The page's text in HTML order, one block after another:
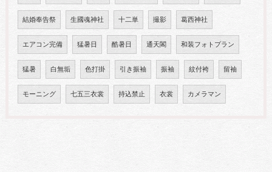
結婚奉告祭 生國魂神社 十二単 撮影 葛西神社
エアコン完備 猛暑日 酷暑日 通天閣 和装フォトプラン
猛暑 白無垢 色打掛 引き振袖 振袖 紋付袴 留袖
モーニング 七五三衣裳 持込禁止 衣裳 カメラマン